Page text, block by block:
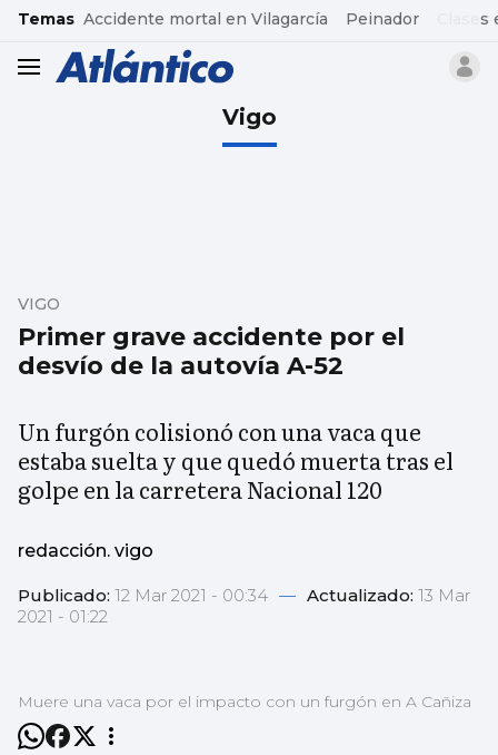
common.go-to-content
Temas Accidente mortal en Vilagarcía Peinador
header.menu.open
Vigo
Primer grave accidente por el
desvío de la autovía A-52
VIGO
Un furgón colisionó con una vaca que
estaba suelta y que quedó muerta tras el
golpe en la carretera Nacional 120
redacción. vigo
Publicado: 12 Mar 2021 - 00:34 — Actualizado: 13 Mar
2021 - 01:22
Muere una vaca por el impacto con un furgón en A Cañiza